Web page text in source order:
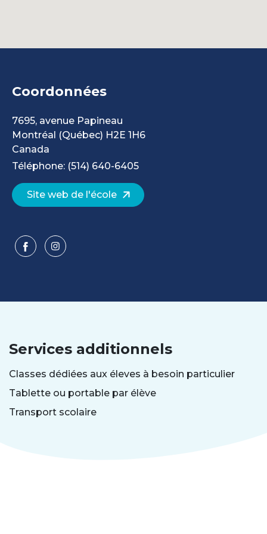
Coordonnées
7695, avenue Papineau
Montréal (Québec) H2E 1H6
Canada
Téléphone: (514) 640-6405
Site web de l'école
Services additionnels
Classes dédiées aux éleves à besoin particulier
Tablette ou portable par élève
Transport scolaire